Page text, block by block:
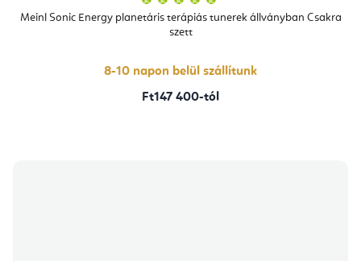
Meinl Sonic Energy planetáris terápiás tunerek állványban Csakra
szett
átlagos
értékelése
csillag.
8-10 napon belül szállítunk
Ft147 400-tól